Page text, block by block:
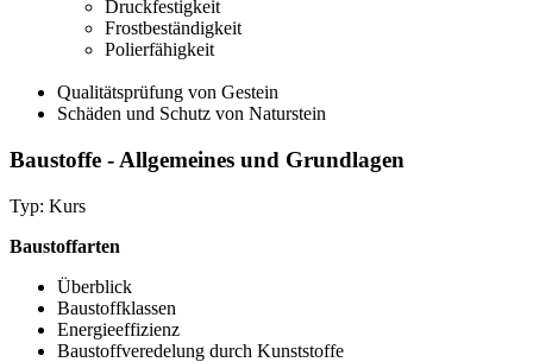
Druckfestigkeit
Frostbeständigkeit
Polierfähigkeit
Qualitätsprüfung von Gestein
Schäden und Schutz von Naturstein
Baustoffe - Allgemeines und Grundlagen
Typ: Kurs
Baustoffarten
Überblick
Baustoffklassen
Energieeffizienz
Baustoffveredelung durch Kunststoffe